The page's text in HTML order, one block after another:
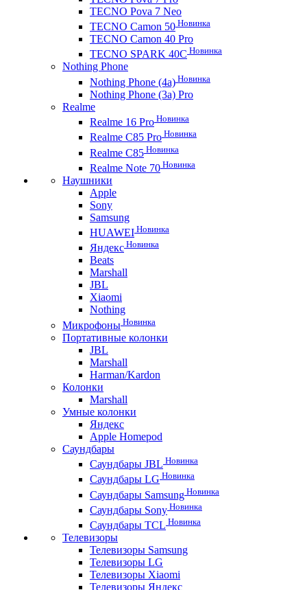
TECNO Pova 7 Neo
TECNO Camon 50 Новинка
TECNO Camon 40 Pro
TECNO SPARK 40C Новинка
Nothing Phone
Nothing Phone (4a) Новинка
Nothing Phone (3a) Pro
Realme
Realme 16 Pro Новинка
Realme C85 Pro Новинка
Realme C85 Новинка
Realme Note 70 Новинка
Наушники
Apple
Sony
Samsung
HUAWEI Новинка
Яндекс Новинка
Beats
Marshall
JBL
Xiaomi
Nothing
Микрофоны Новинка
Портативные колонки
JBL
Marshall
Harman/Kardon
Колонки
Marshall
Умные колонки
Яндекс
Apple Homepod
Саундбары
Саундбары JBL Новинка
Саундбары LG Новинка
Саундбары Samsung Новинка
Саундбары Sony Новинка
Саундбары TCL Новинка
Телевизоры
Телевизоры Samsung
Телевизоры LG
Телевизоры Xiaomi
Телевизоры Яндекс